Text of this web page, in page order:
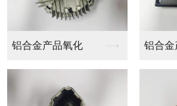
铝合金产品氧化厂家 东莞LED压铸件